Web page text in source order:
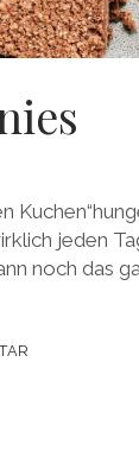
jeden
noch das